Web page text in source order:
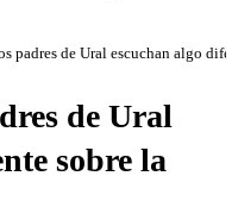
padres de Ural escuchan algo
de Ural
sobre la